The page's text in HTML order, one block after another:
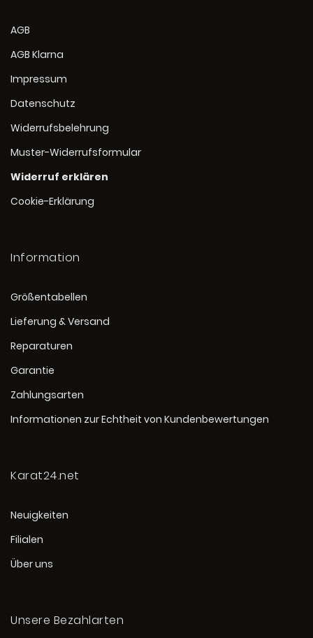
AGB
AGB Klarna
Impressum
Datenschutz
Widerrufsbelehrung
Muster-Widerrufsformular
Widerruf erklären
Cookie-Erklärung
Information
Größentabellen
Lieferung & Versand
Reparaturen
Garantie
Zahlungsarten
Informationen zur Echtheit von Kundenbewertungen
Karat24.net
Neuigkeiten
Filialen
Über uns
Unsere Bezahlarten